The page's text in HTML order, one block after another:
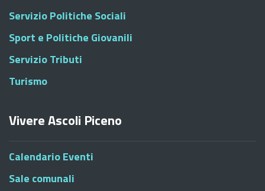
Servizio Politiche Sociali
Sport e Politiche Giovanili
Servizio Tributi
Turismo
Vivere Ascoli Piceno
Calendario Eventi
Sale comunali